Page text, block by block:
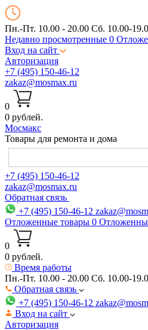
Пн.-Пт. 10.00 - 20.00 Сб. 10.00-
Недавно просмотренные 0
Вход на сайт
Авторизация
+7 (495) 150-46-12
zakaz@mosmax.ru
0
0 рублей.
Мосмакс
Товары для ремонта и дома
+7 (495) 150-46-12
zakaz@mosmax.ru
Обратная связь
+7 (495) 150-46-12
Отложенные товары 0
0
0 рублей.
Время работы
Пн.-Пт. 10.00 - 20.00 Сб. 10.00-
Обратная связь
+7 (495) 150-46-12
Вход на сайт
Авторизация